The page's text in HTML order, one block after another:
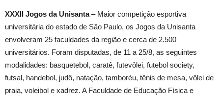
XXXII Jogos da Unisanta– Maior competição esportiva
universitária do estado de São Paulo, os Jogos da Unisanta
envolveram 25 faculdades da região e cerca de 2.500
universitários. Foram disputadas, de 11 a 25/8, as seguintes
modalidades: basquetebol, caratê, futevôlei, futebol society,
futsal, handebol, judô, natação, tamboréu, tênis de mesa, vôlei de
praia, voleibol e xadrez. A Faculdade de Educação Física e